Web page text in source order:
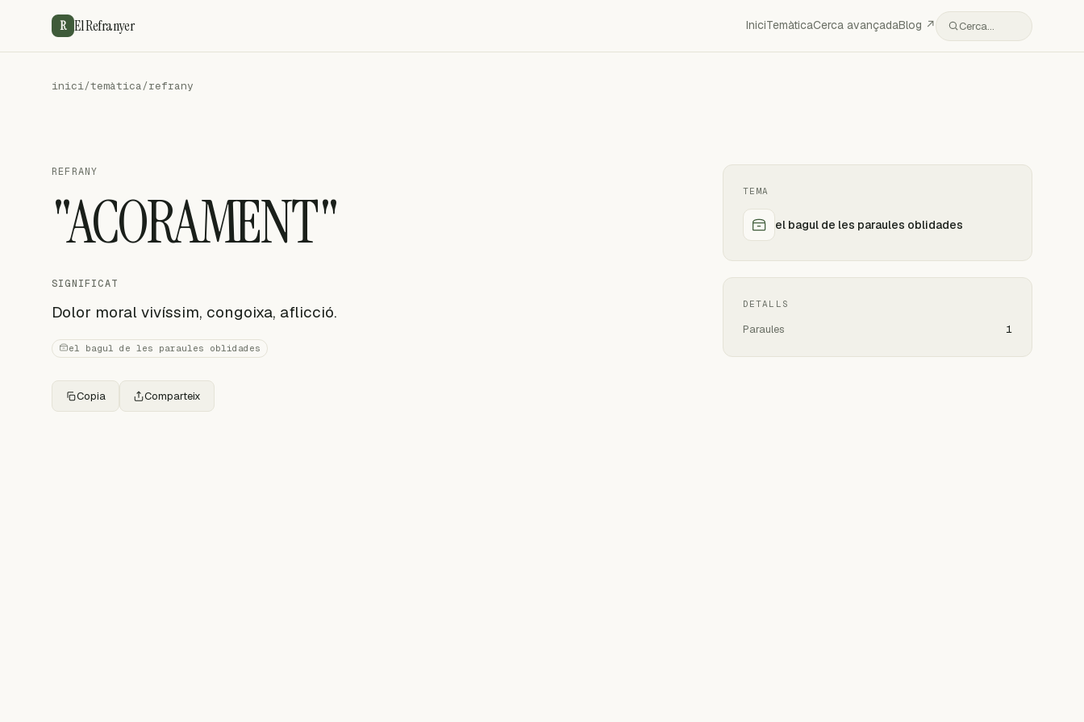
R El Refranyer IniciTemàticaCerca avançadaBlog ↗ Cerca…
inici/temàtica/refrany
REFRANY
"ACORAMENT"
SIGNIFICAT
Dolor moral vivíssim, congoixa, aflicció.
el bagul de les paraules oblidades
Copia Comparteix
TEMA
el bagul de les paraules oblidades
DETALLS
Paraules 1